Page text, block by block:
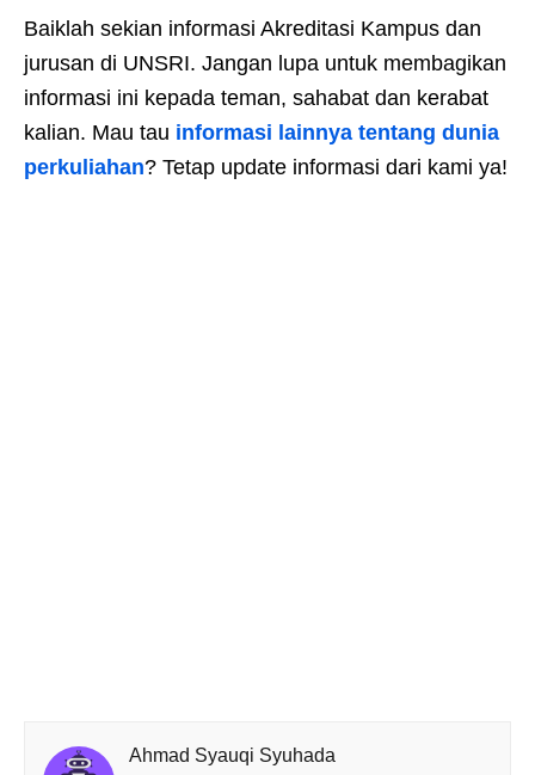
Baiklah sekian informasi Akreditasi Kampus dan
jurusan di UNSRI. Jangan lupa untuk membagikan
informasi ini kepada teman, sahabat dan kerabat
kalian. Mau tau informasi lainnya tentang dunia
perkuliahan? Tetap update informasi dari kami ya!
Ahmad Syauqi Syuhada